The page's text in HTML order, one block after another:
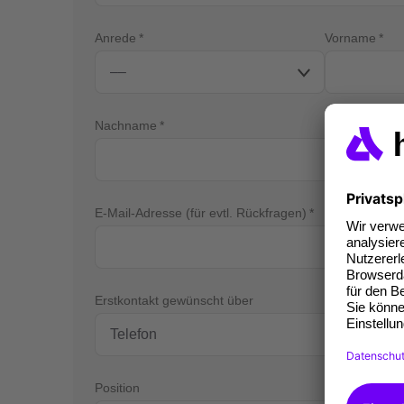
Anrede Vorname
Nachname
E-Mail-Adresse (für evtl. Rückfragen)
Erstkontakt gewünscht über
Position